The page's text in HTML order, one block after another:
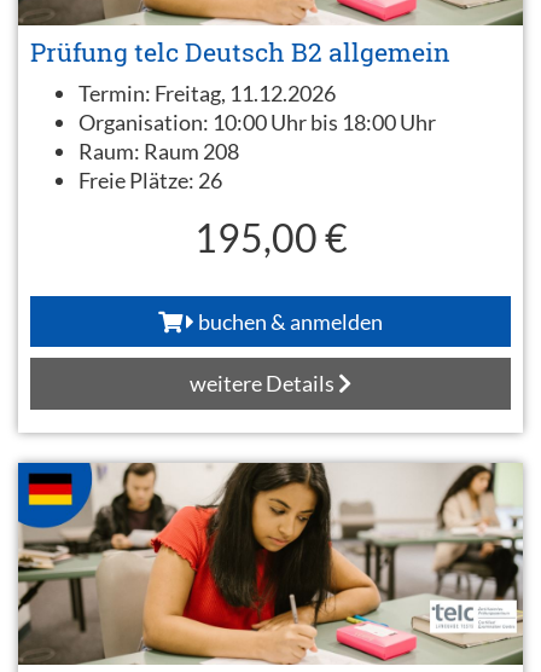
Prüfung telc Deutsch B2 allgemein
Termin: Freitag, 11.12.2026
Organisation: 10:00 Uhr bis 18:00 Uhr
Raum: Raum 208
Freie Plätze: 26
195,00 €
buchen & anmelden
weitere Details